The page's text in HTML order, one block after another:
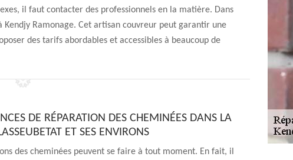
il faut contacter des professionnels en la matière. Dans
Ramonage. Cet artisan couvreur peut garantir une
des tarifs abordables et accessibles à beaucoup de
DE RÉPARATION DES CHEMINÉES DANS LA
ET SES ENVIRONS
des cheminées peuvent se faire à tout moment. En fait, il